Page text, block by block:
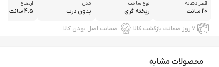
قطر دهانه
20 سانت
نوع ساخت
ریخته گری
مدل
بدون درب
ارتفاع
4.5 سانت
۷ روز ضمانت بازگشت کالا ضمانت اصل بودن کالا
محصولات مشابه